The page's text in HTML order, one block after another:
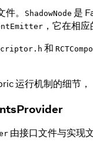
。 ShadowNode 是
，它在相
和
运行机制的细节，
由接口文件与实现